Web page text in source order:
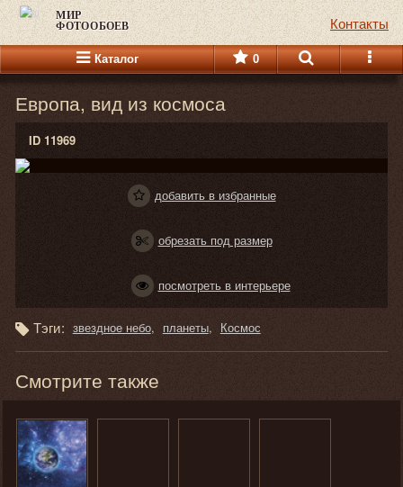
МИР
ФОТООБОЕВ Контакты
Каталог 0
Европа, вид из космоса
ID 11969
добавить в избранные
обрезать под размер
посмотреть в интерьере
Тэги: звездное небо планеты Космос
Смотрите также